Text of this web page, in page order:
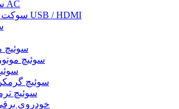
سوکت پریز برق AC
آداپتور HDMI / سوکت USB / HDMI
سوئیچ
سوئیچ
سوئیچ
سوئیچ
خودروی